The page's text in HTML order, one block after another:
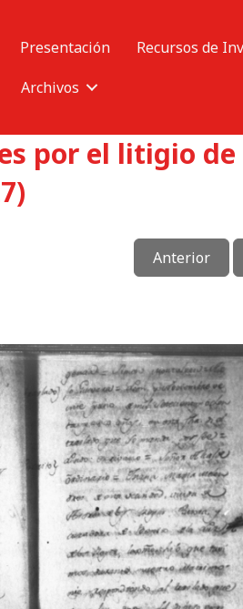
Presentación Recursos de
Archivos
por el litigio
Anterior